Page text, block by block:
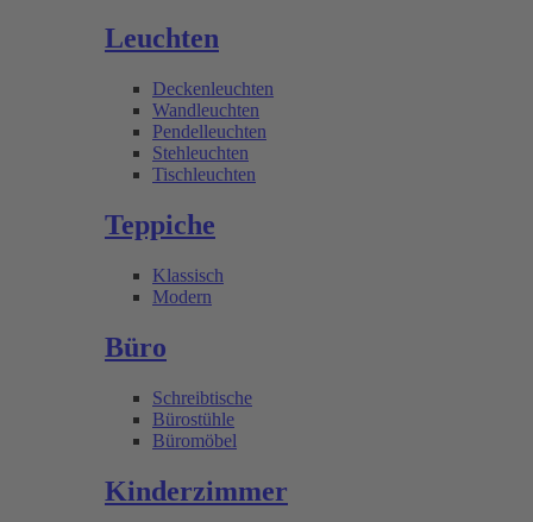
Leuchten
Deckenleuchten
Wandleuchten
Pendelleuchten
Stehleuchten
Tischleuchten
Teppiche
Klassisch
Modern
Büro
Schreibtische
Bürostühle
Büromöbel
Kinderzimmer